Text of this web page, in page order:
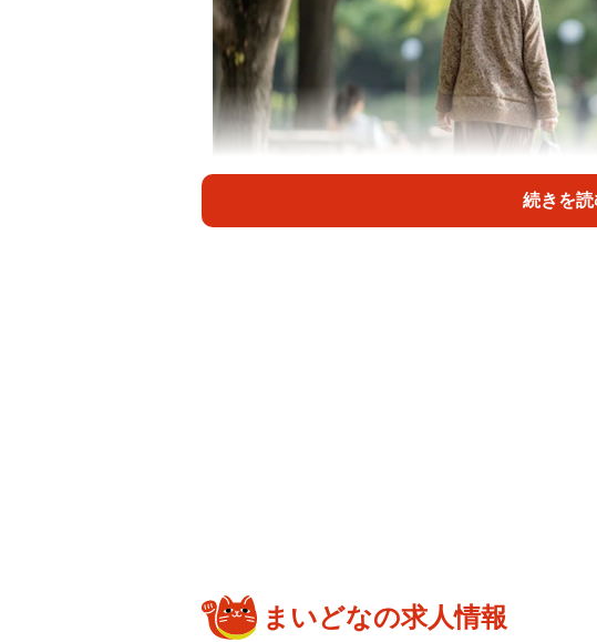
「大迷惑」
「お母さんの趣味を返していただきたい！！お
続きを読
まいどなの求人情報